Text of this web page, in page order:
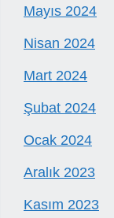
Mayıs 2024
Nisan 2024
Mart 2024
Şubat 2024
Ocak 2024
Aralık 2023
Kasım 2023